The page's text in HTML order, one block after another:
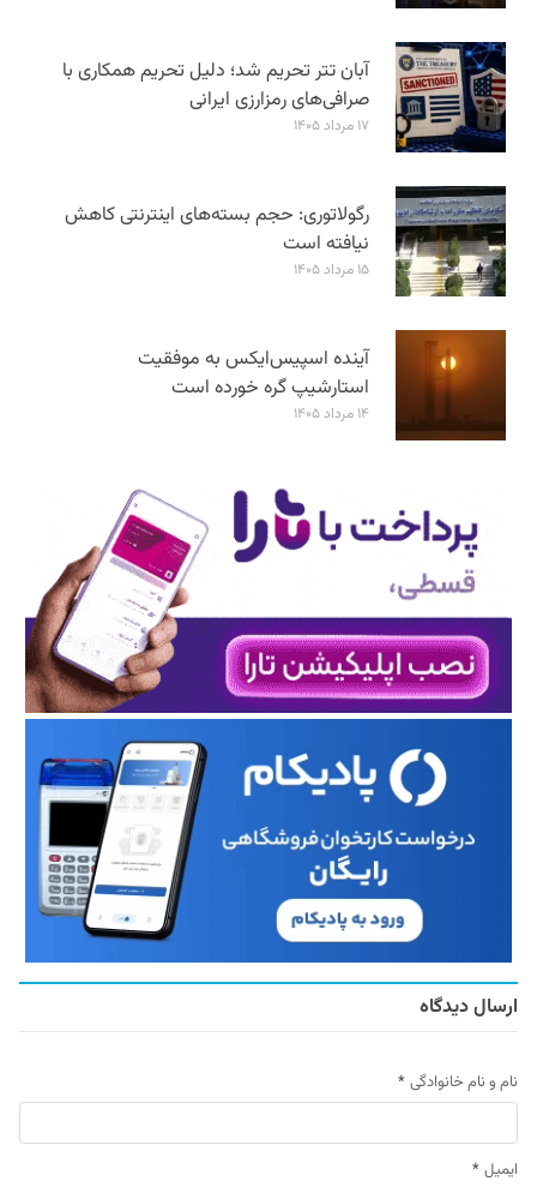
آبان تتر تحریم شد؛ دلیل تحریم همکاری با
صرافی‌های رمزارزی ایرانی
۱۷ مرداد ۱۴۰۵
رگولاتوری: حجم بسته‌های اینترنتی کاهش
نیافته است
۱۵ مرداد ۱۴۰۵
آینده اسپیس‌ایکس به موفقیت
استارشیپ گره خورده است
۱۴ مرداد ۱۴۰۵
ارسال دیدگاه
نام و نام خانوادگی *
ایمیل *